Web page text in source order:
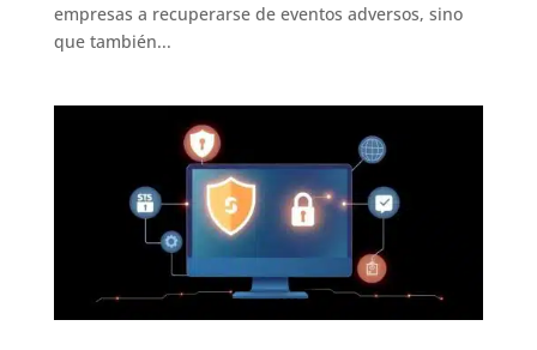
empresas a recuperarse de eventos adversos, sino
que también...